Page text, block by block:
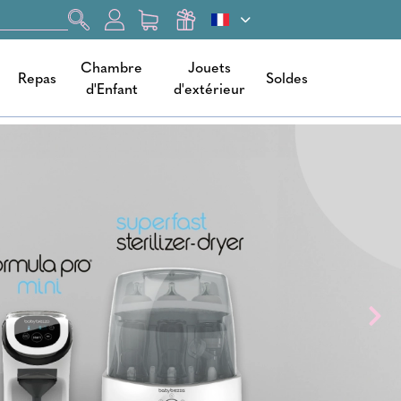
Repas
Chambre
d'Enfant
Jouets
d'extérieur
Soldes